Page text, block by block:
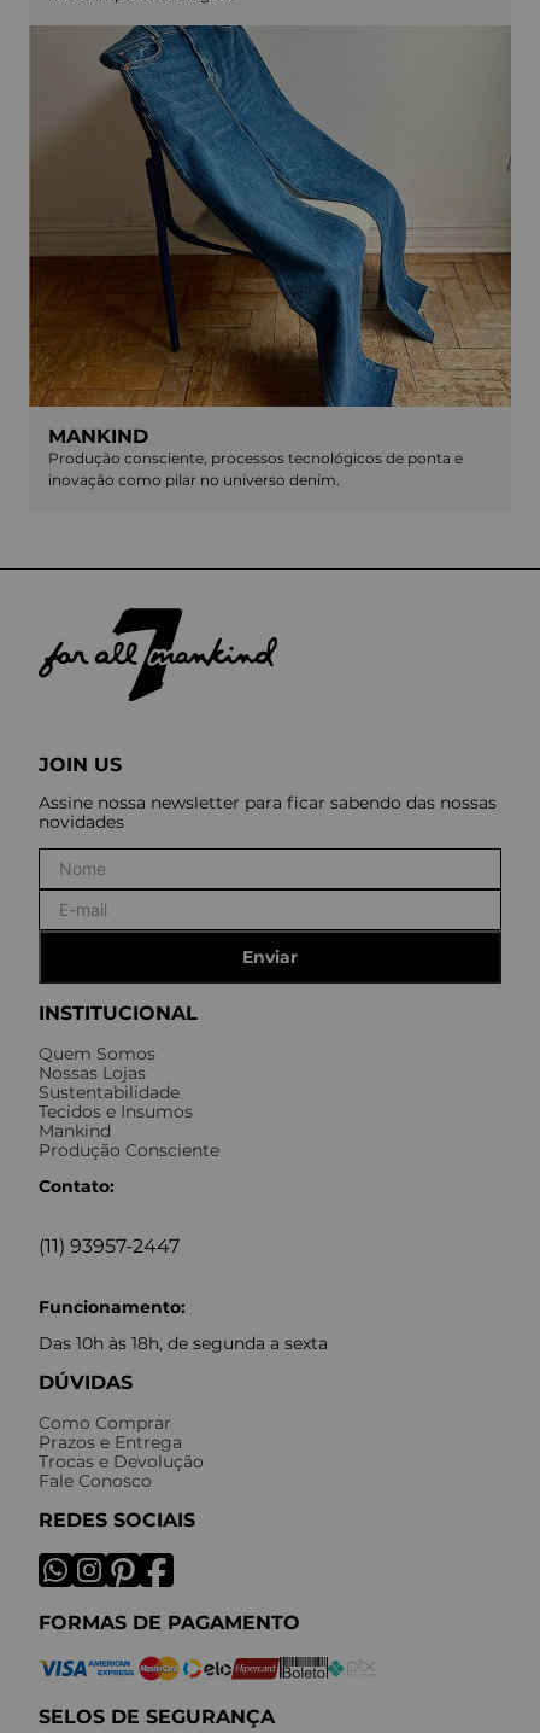
MANKIND
Produção consciente, processos tecnológicos de ponta e
inovação como pilar no universo denim.
INSTITUCIONAL
Quem Somos
Nossas Lojas
Sustentabilidade
Tecidos e Insumos
Mankind
Produção Consciente
Contato:
(11) 93957-2447
Funcionamento:
Das 10h às 18h, de segunda a sexta
DÚVIDAS
Como Comprar
Prazos e Entrega
Trocas e Devolução
Fale Conosco
REDES SOCIAIS
FORMAS DE PAGAMENTO
SELOS DE SEGURANÇA
JOIN US
Assine nossa newsletter para ficar sabendo das nossas
novidades
Enviar